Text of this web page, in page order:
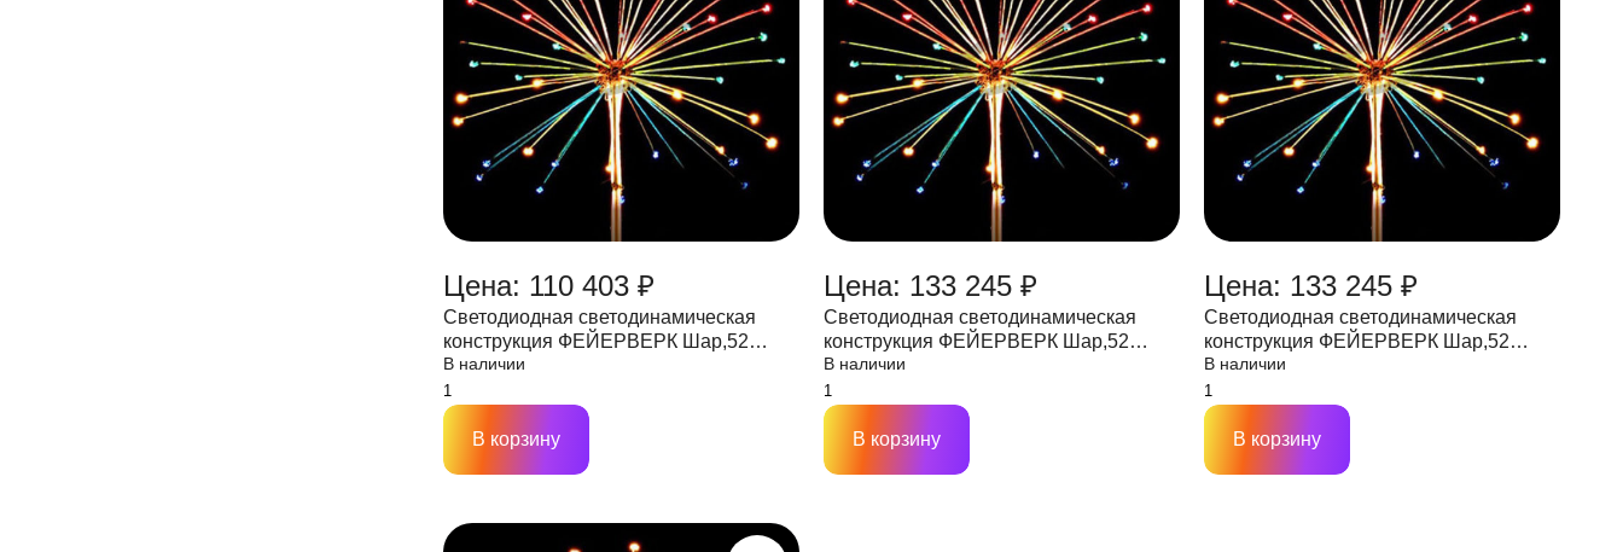
Цена: 110 403 ₽
Светодиодная светодинамическая
конструкция ФЕЙЕРВЕРК Шар,52
лучей,D4000, IP65 мульти, 170W 24V
В наличии
В корзину
Цена: 133 245 ₽
Светодиодная светодинамическая
конструкция ФЕЙЕРВЕРК Шар,52
лучей,D5000, IP65 мульти, 180 W, 24 V
В наличии
В корзину
Цена: 133 245 ₽
Светодиодная светодинамическая
конструкция ФЕЙЕРВЕРК Шар,52
лучей,D5000, IP65 мульти,180 W, 220V
В наличии
В корзину